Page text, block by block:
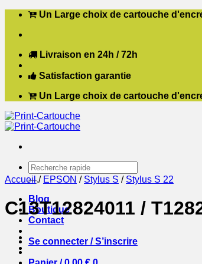
Passer
contenu
Un Large choix de cartouche
Livraison en 24h / 72h
Satisfaction garantie
Un Large choix de cartouche
Recherche
pour :
Blog
Boutique
Contact
Se connecter / S’inscrire
Accueil / EPSON / Stylus S / Stylus S 22
C13T12824011 /